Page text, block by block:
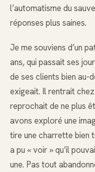
l’automatisme du
réponses plus saines.
Je me souviens d’un
ans, qui passait ses
de ses clients bien au-
exigeait. Il rentrait
reprochait de ne plus
avons exploré une
tire une charrette bien
a pu « voir » qu’il
une. Pas tout